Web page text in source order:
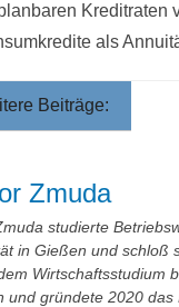
als
Beiträge:
Zmuda
studierte
in Gießen und schloß
Wirtschaftsstudium
und gründete 2020